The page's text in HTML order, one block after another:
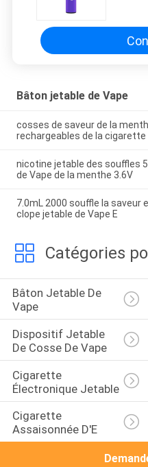
Bâton jetable de Vape
cosses de saveur de la
rechargeables de la cigarette
nicotine jetable des souffles
de Vape de la menthe 3.6V
7.0mL 2000 souffle la saveur
clope jetable de Vape E
Catégories
Bâton Jetable De
Vape
Dispositif Jetable
De Cosse De Vape
Cigarette
Électronique Jetable
Cigarette
Assaisonnée D'E